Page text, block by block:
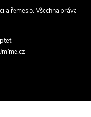
a řemeslo. Všechna práva